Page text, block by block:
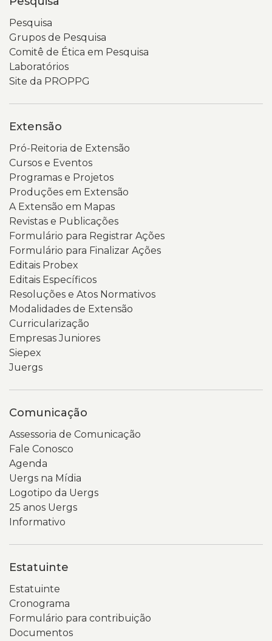
Pesquisa
Grupos de Pesquisa
Comitê de Ética em Pesquisa
Laboratórios
Site da PROPPG
Extensão
Pró-Reitoria de Extensão
Cursos e Eventos
Programas e Projetos
Produções em Extensão
A Extensão em Mapas
Revistas e Publicações
Formulário para Registrar Ações
Formulário para Finalizar Ações
Editais Probex
Editais Específicos
Resoluções e Atos Normativos
Modalidades de Extensão
Curricularização
Empresas Juniores
Siepex
Juergs
Comunicação
Assessoria de Comunicação
Fale Conosco
Agenda
Uergs na Mídia
Logotipo da Uergs
25 anos Uergs
Informativo
Estatuinte
Estatuinte
Cronograma
Formulário para contribuição
Documentos